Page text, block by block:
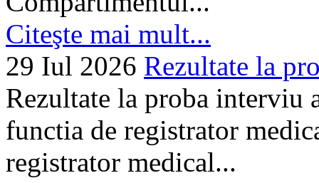
Citeşte mai mult...
29 Iul 2026 Rezultate la
Rezultate la proba interviu
functia de registrator
registrator medical...